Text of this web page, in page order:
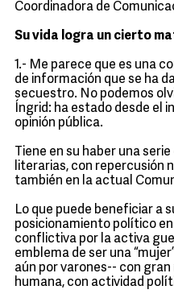
Coordinadora de
Su vida logra un cierto
1.- Me parece que es una
de información que se ha
secuestro. No podemos
Íngrid: ha estado desde el
opinión pública.
Tiene en su haber una
literarias, con repercusión
también en la actual
Lo que puede beneficiar a
posicionamiento político
conflictiva por la activa
emblema de ser una
aún por varones-- con
humana, con actividad